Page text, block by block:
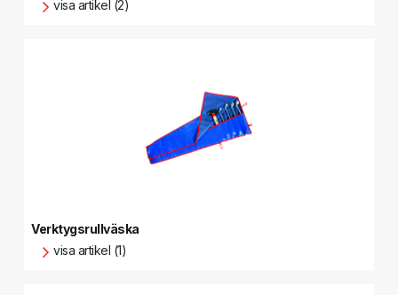
visa artikel (2)
Verktygsrullväska
visa artikel (1)